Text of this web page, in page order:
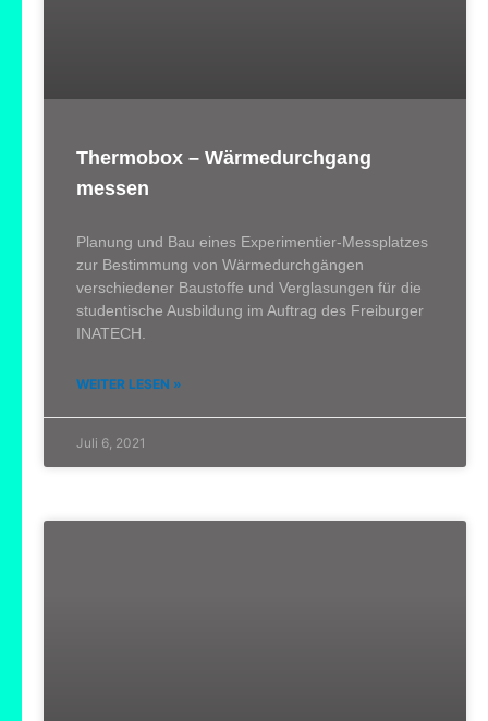
Thermobox – Wärmedurchgang
messen
Planung und Bau eines Experimentier-Messplatzes
zur Bestimmung von Wärmedurchgängen
verschiedener Baustoffe und Verglasungen für die
studentische Ausbildung im Auftrag des Freiburger
INATECH.
WEITER LESEN »
Juli 6, 2021